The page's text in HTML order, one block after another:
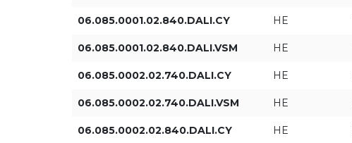
2x2x8
06.085.0001.02.840.DALI.CY HE
06.085.0001.02.840.DALI.VSM HE
06.085.0002.02.740.DALI.CY HE
06.085.0002.02.740.DALI.VSM HE
06.085.0002.02.840.DALI.CY HE